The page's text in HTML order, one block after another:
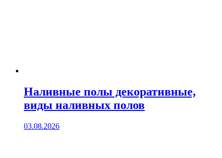
Наливные полы декоративные,
виды наливных полов
03.08.2026